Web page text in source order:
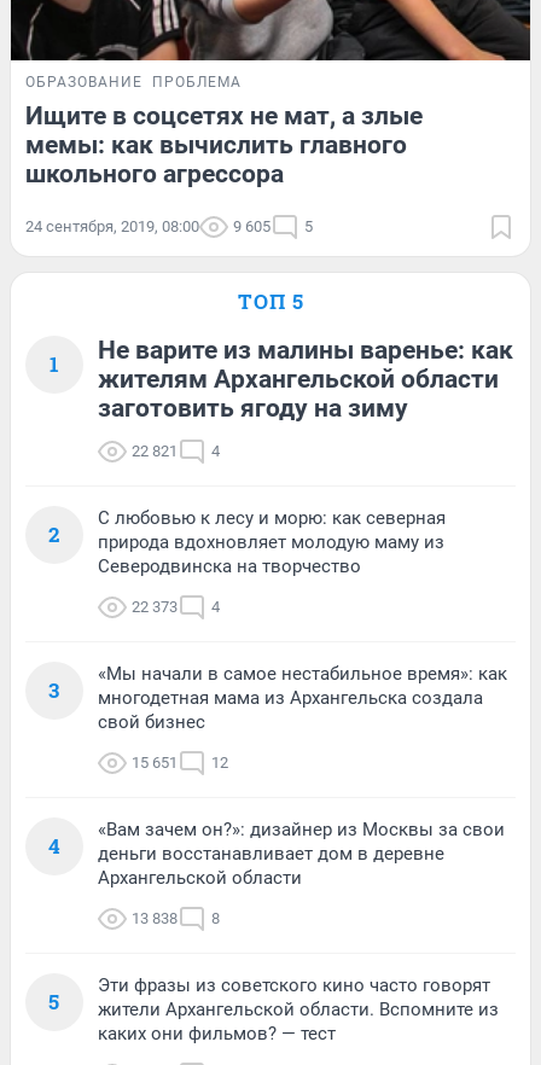
ОБРАЗОВАНИЕ ПРОБЛЕМА
Ищите в соцсетях не мат, а злые
мемы: как вычислить главного
школьного агрессора
24 сентября, 2019, 08:00 9 605 5
ТОП 5
1
Не варите из малины варенье: как
жителям Архангельской области
заготовить ягоду на зиму
22 821 4
2
С любовью к лесу и морю: как северная
природа вдохновляет молодую маму из
Северодвинска на творчество
22 373 4
3
«Мы начали в самое нестабильное время»: как
многодетная мама из Архангельска создала
свой бизнес
15 651 12
4
«Вам зачем он?»: дизайнер из Москвы за свои
деньги восстанавливает дом в деревне
Архангельской области
13 838 8
5
Эти фразы из советского кино часто говорят
жители Архангельской области. Вспомните из
каких они фильмов? — тест